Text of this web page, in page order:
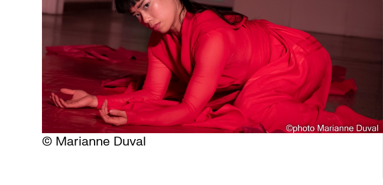
© Marianne Duval